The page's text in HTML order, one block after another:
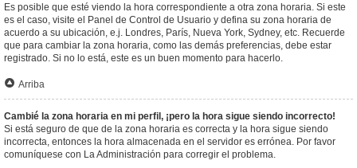
Es posible que esté viendo la hora correspondiente a otra zona horaria. Si este
es el caso, visite el Panel de Control de Usuario y defina su zona horaria de
acuerdo a su ubicación, e.j. Londres, París, Nueva York, Sydney, etc. Recuerde
que para cambiar la zona horaria, como las demás preferencias, debe estar
registrado. Si no lo está, este es un buen momento para hacerlo.
Arriba
Cambié la zona horaria en mi perfil, ¡pero la hora sigue siendo incorrecto!
Si está seguro de que de la zona horaria es correcta y la hora sigue siendo
incorrecta, entonces la hora almacenada en el servidor es errónea. Por favor
comuníquese con La Administración para corregir el problema.